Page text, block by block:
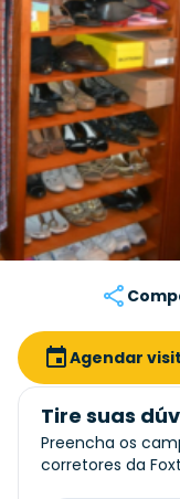
Agendar
Tire suas
Preencha os
corretores da